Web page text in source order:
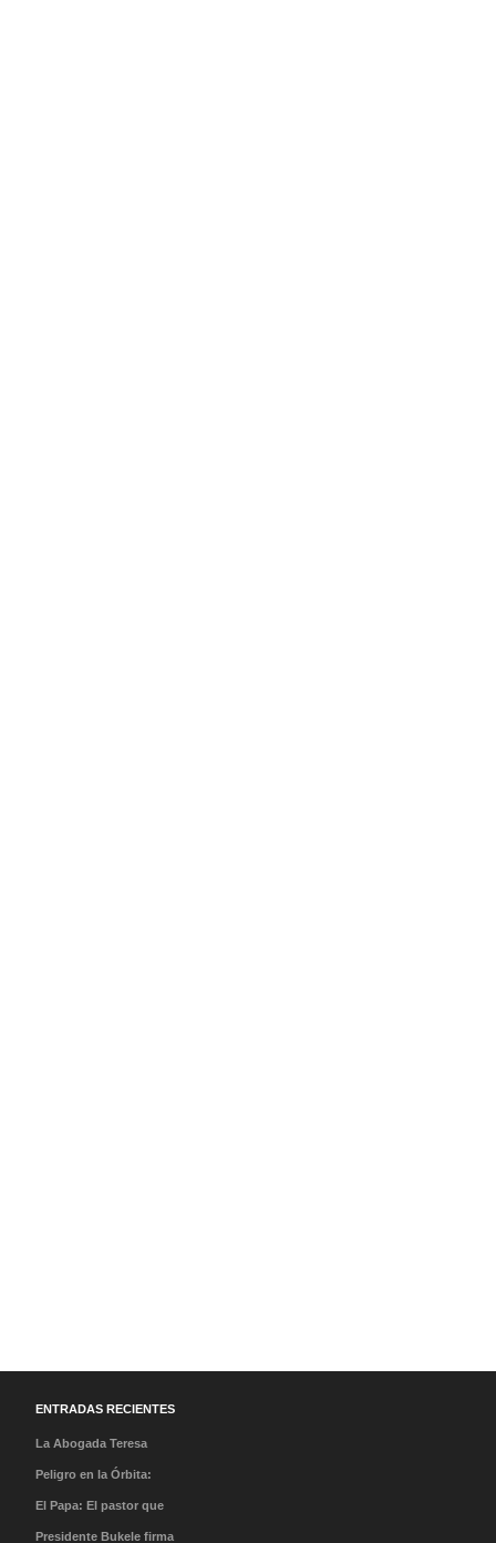
ENTRADAS RECIENTES
La Abogada Teresa
Stella Mera Gómez es la
Peligro en la Órbita:
¿Qué es la «Basura
El Papa: El pastor que
caminó en la tormenta y
Presidente Bukele firma